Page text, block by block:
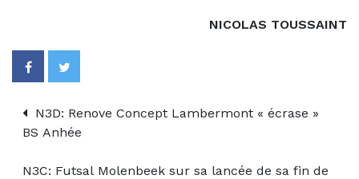
NICOLAS TOUSSAINT
N3D: Renove Concept Lambermont « écrase »
BS Anhée
N3C: Futsal Molenbeek sur sa lancée de sa fin de